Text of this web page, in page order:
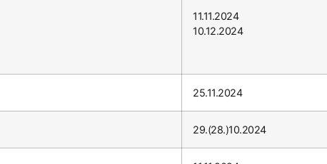
11.11.2024
10.12.2024
25.11.2024
29.(28.)10.2024